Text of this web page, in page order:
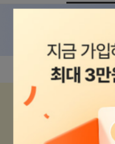
상품정보